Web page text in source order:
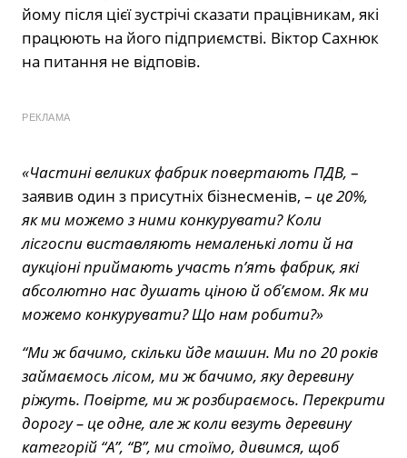
йому після цієї зустрічі сказати працівникам, які
працюють на його підприємстві. Віктор Сахнюк
на питання не відповів.
РЕКЛАМА
«Частині великих фабрик повертають ПДВ, –
заявив один з присутніх бізнесменів, – це 20%,
як ми можемо з ними конкурувати? Коли
лісгоспи виставляють немаленькі лоти й на
аукціоні приймають участь п’ять фабрик, які
абсолютно нас душать ціною й об’ємом. Як ми
можемо конкурувати? Що нам робити?»
“Ми ж бачимо, скільки йде машин. Ми по 20 років
займаємось лісом, ми ж бачимо, яку деревину
ріжуть. Повірте, ми ж розбираємось. Перекрити
дорогу – це одне, але ж коли везуть деревину
категорій “А”, “В”, ми стоїмо, дивимся, щоб